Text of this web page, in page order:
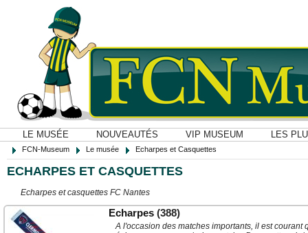
LE MUSÉE NOUVEAUTÉS VIP MUSEUM LES
FCN-Museum Le musée Echarpes et Casquettes
ECHARPES ET CASQUETTES
Echarpes et casquettes FC Nantes
Echarpes (388)
A l'occasion des matches importants, il est